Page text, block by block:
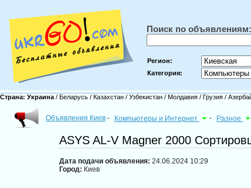
Поиск по объявлениям:
Регион:
Категория:
Страна: Украина / Беларусь / Казахстан / Узбекистан / Молдавия / Грузия /
Объявления Киев - Компьютеры и Интернет - Разное
ASYS AL-V Magner 2000
Дата подачи объявления: 24.06.2024 10:29
Город: Киев